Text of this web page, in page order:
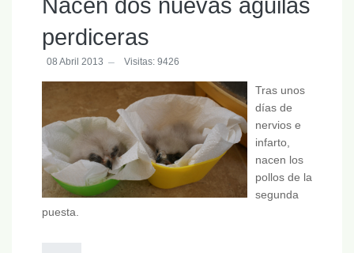
Nacen dos nuevas águilas
perdiceras
08 Abril 2013 Visitas: 9426
Tras unos
días de
nervios e
infarto,
nacen los
pollos de la
segunda
puesta.